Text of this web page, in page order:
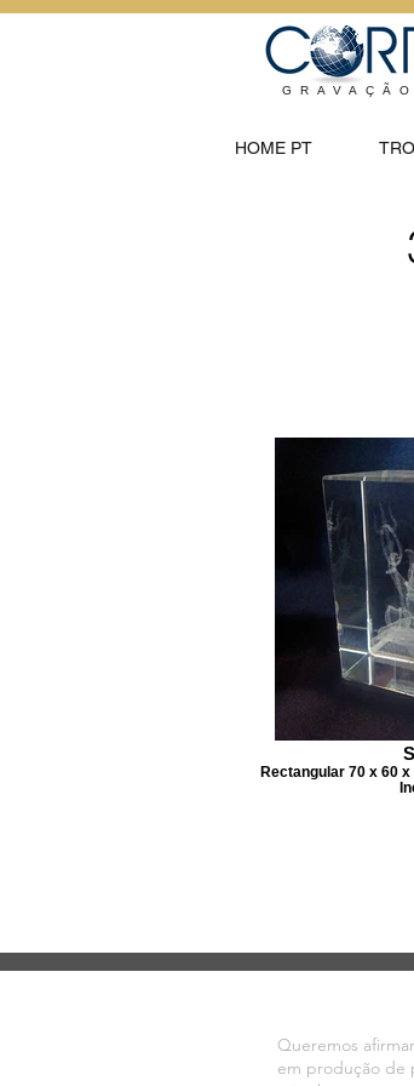
HOME PT
Rectangular 70 x 60 x
Queremos
em produção de